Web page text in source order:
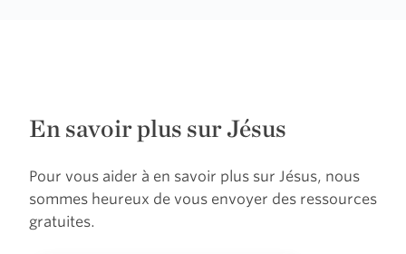
En savoir plus sur Jésus
Pour vous aider à en savoir plus sur Jésus, nous
sommes heureux de vous envoyer des ressources
gratuites.